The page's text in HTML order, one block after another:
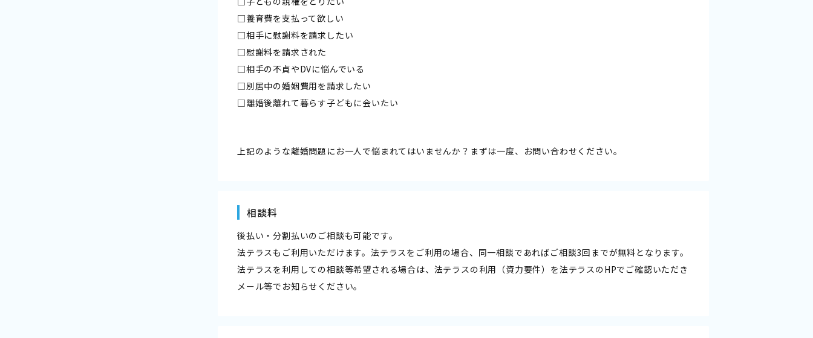
□養育費を支払って欲しい
□相手に慰謝料を請求したい
□慰謝料を請求された
□相手の不貞やDVに悩んでいる
□別居中の婚姻費用を請求したい
□離婚後離れて暮らす子どもに会いたい
上記のような離婚問題にお一人で悩まれてはいませんか？まずは一度、お問い合わせください。
相談料
後払い・分割払いのご相談も可能です。
法テラスもご利用いただけます。法テラスをご利用の場合、同一相談であればご相談3回までが無料となります。
法テラスを利用しての相談等希望される場合は、法テラスの利用（資力要件）を法テラスのHPでご確認いただき
メール等でお知らせください。